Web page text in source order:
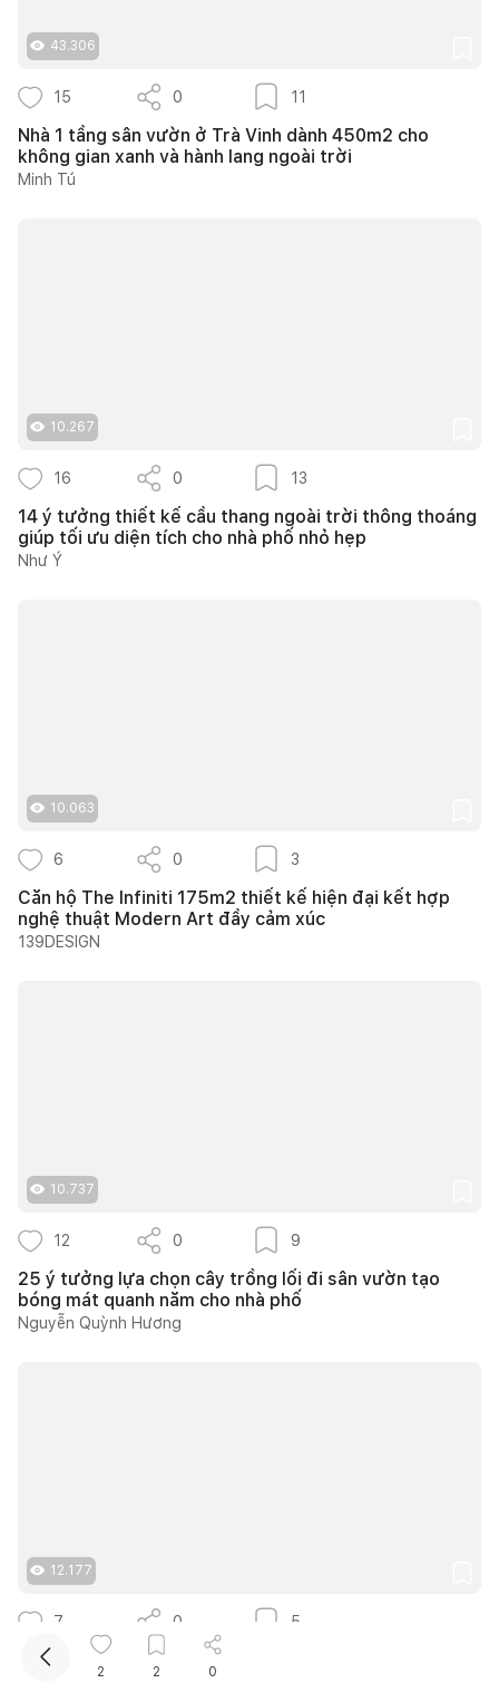
43.306
15 0 11
Nhà 1 tầng sân vườn ở Trà Vinh dành 450m2 cho
không gian xanh và hành lang ngoài trời
Minh Tú
10.267
16 0 13
14 ý tưởng thiết kế cầu thang ngoài trời thông thoáng
giúp tối ưu diện tích cho nhà phố nhỏ hẹp
Như Ý
10.063
6 0 3
Căn hộ The Infiniti 175m2 thiết kế hiện đại kết hợp
nghệ thuật Modern Art đầy cảm xúc
139DESIGN
10.737
12 0 9
25 ý tưởng lựa chọn cây trồng lối đi sân vườn tạo
bóng mát quanh năm cho nhà phố
Nguyễn Quỳnh Hương
12.177
7 0 5
Căn hộ 150m2 tại The Estella thiết kế phong cách
Farmhouse thanh lịch và ấm áp
2 2 0